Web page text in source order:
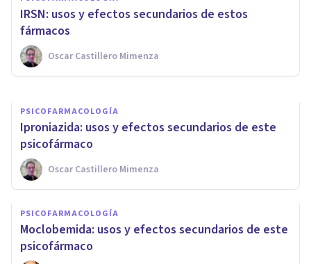
IRSN: usos y efectos secundarios de estos
fármacos
Oscar Castillero Mimenza
la Recaptación de Serotonina
(AIRSs)
Oscar Castillero Mimenza
PSICOFARMACOLOGÍA
Iproniazida: usos y efectos secundarios de este
psicofármaco
Oscar Castillero Mimenza
PSICOFARMACOLOGÍA
Moclobemida: usos y efectos secundarios de este
psicofármaco